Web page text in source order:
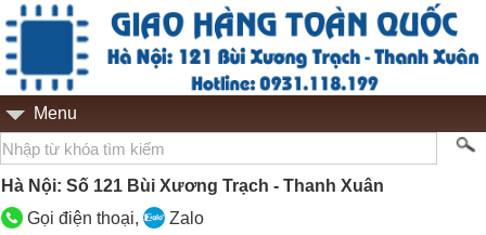
Menu
Hà Nội: Số 121 Bùi Xương Trạch - Thanh Xuân
Gọi điện thoại,
Zalo